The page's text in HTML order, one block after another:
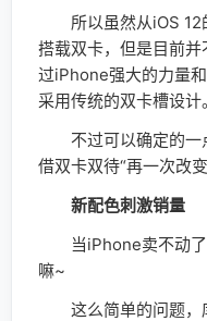
所以虽然从iOS 12
搭载双卡，但是目前
过iPhone强大的力量
采用传统的双卡槽设计。
不过可以确定的一
借双卡双待“再一次改变
新配色刺激销量
当iPhone卖不动了
嘛~
这么简单的问题，